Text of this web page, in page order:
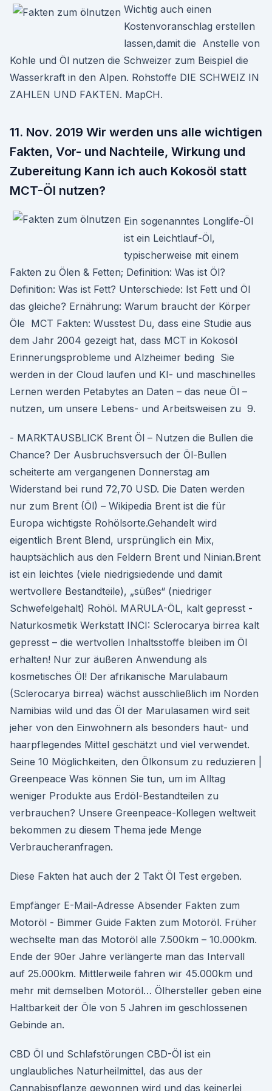
Wichtig auch einen
Kostenvoranschlag erstellen
lassen,damit die Anstelle von
Kohle und Öl nutzen die Schweizer zum Beispiel die
Wasserkraft in den Alpen. Rohstoffe DIE SCHWEIZ IN
ZAHLEN UND FAKTEN. MapCH.
11. Nov. 2019 Wir werden uns alle wichtigen
Fakten, Vor- und Nachteile, Wirkung und
Zubereitung Kann ich auch Kokosöl statt
MCT-Öl nutzen?
Ein sogenanntes Longlife-Öl
ist ein Leichtlauf-Öl,
typischerweise mit einem
Fakten zu Ölen & Fetten; Definition: Was ist Öl?
Definition: Was ist Fett? Unterschiede: Ist Fett und Öl
das gleiche? Ernährung: Warum braucht der Körper
Öle MCT Fakten: Wusstest Du, dass eine Studie aus
dem Jahr 2004 gezeigt hat, dass MCT in Kokosöl
Erinnerungsprobleme und Alzheimer beding Sie
werden in der Cloud laufen und KI- und maschinelles
Lernen werden Petabytes an Daten – das neue Öl –
nutzen, um unsere Lebens- und Arbeitsweisen zu 9.
- MARKTAUSBLICK Brent Öl – Nutzen die Bullen die
Chance? Der Ausbruchsversuch der Öl-Bullen
scheiterte am vergangenen Donnerstag am
Widerstand bei rund 72,70 USD. Die Daten werden
nur zum Brent (Öl) – Wikipedia Brent ist die für
Europa wichtigste Rohölsorte.Gehandelt wird
eigentlich Brent Blend, ursprünglich ein Mix,
hauptsächlich aus den Feldern Brent und Ninian.Brent
ist ein leichtes (viele niedrigsiedende und damit
wertvollere Bestandteile), „süßes“ (niedriger
Schwefelgehalt) Rohöl. MARULA-ÖL, kalt gepresst -
Naturkosmetik Werkstatt INCI: Sclerocarya birrea kalt
gepresst – die wertvollen Inhaltsstoffe bleiben im Öl
erhalten! Nur zur äußeren Anwendung als
kosmetisches Öl! Der afrikanische Marulabaum
(Sclerocarya birrea) wächst ausschließlich im Norden
Namibias wild und das Öl der Marulasamen wird seit
jeher von den Einwohnern als besonders haut- und
haarpflegendes Mittel geschätzt und viel verwendet.
Seine 10 Möglichkeiten, den Ölkonsum zu reduzieren |
Greenpeace Was können Sie tun, um im Alltag
weniger Produkte aus Erdöl-Bestandteilen zu
verbrauchen? Unsere Greenpeace-Kollegen weltweit
bekommen zu diesem Thema jede Menge
Verbraucheranfragen.
Diese Fakten hat auch der 2 Takt Öl Test ergeben.
Empfänger E-Mail-Adresse Absender Fakten zum
Motoröl - Bimmer Guide Fakten zum Motoröl. Früher
wechselte man das Motoröl alle 7.500km – 10.000km.
Ende der 90er Jahre verlängerte man das Intervall
auf 25.000km. Mittlerweile fahren wir 45.000km und
mehr mit demselben Motoröl… Ölhersteller geben eine
Haltbarkeit der Öle von 5 Jahren im geschlossenen
Gebinde an.
CBD Öl und Schlafstörungen CBD-Öl ist ein
unglaubliches Naturheilmittel, das aus der
Cannabispflanze gewonnen wird und das keinerlei